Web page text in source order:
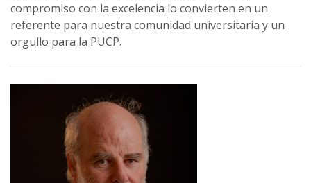
compromiso con la excelencia lo convierten en un
referente para nuestra comunidad universitaria y un
orgullo para la PUCP.